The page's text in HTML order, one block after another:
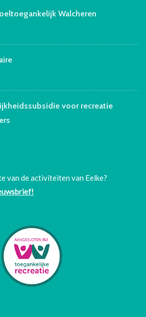
Walcheren
voor recreatie
van de activiteiten van Eelke?